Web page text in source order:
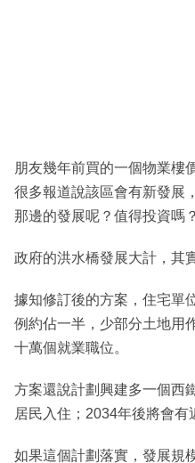
朋友幾年前買的一個物業樓
很多報道說該區會有新發展
那邊的發展呢？值得投資嗎？
政府的洪水橋發展大計，其
據知修訂後的方案，住宅單
例約佔一半，少部分土地用
十萬個就業職位。
方案還說計劃興建多一個西
居民入住；2034年後將會有
如果這個計劃落實，發展規